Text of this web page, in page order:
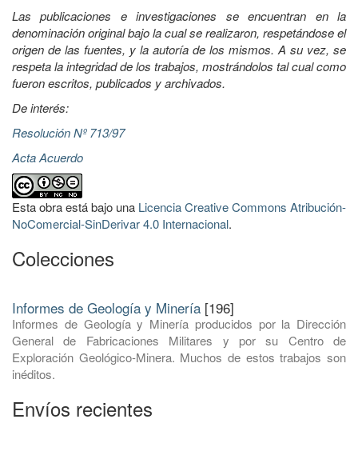
Las publicaciones e investigaciones se encuentran en la
denominación original bajo la cual se realizaron, respetándose el
origen de las fuentes, y la autoría de los mismos. A su vez, se
respeta la integridad de los trabajos, mostrándolos tal cual como
fueron escritos, publicados y archivados.
De interés:
Resolución Nº 713/97
Acta Acuerdo
Esta obra está bajo una Licencia Creative Commons Atribución-
NoComercial-SinDerivar 4.0 Internacional.
Colecciones
Informes de Geología y Minería [196]
Informes de Geología y Minería producidos por la Dirección
General de Fabricaciones Militares y por su Centro de
Exploración Geológico-Minera. Muchos de estos trabajos son
inéditos.
Envíos recientes